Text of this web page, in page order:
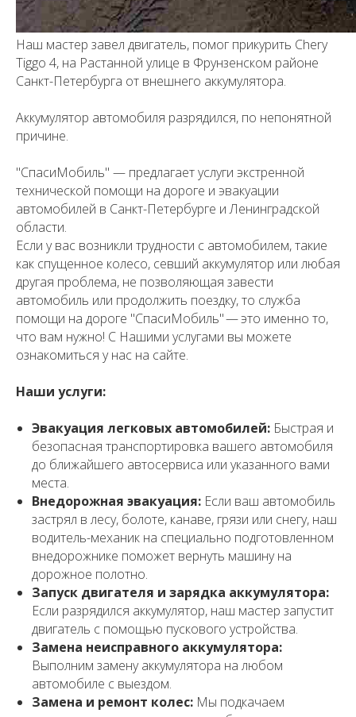
Наш мастер завел двигатель, помог прикурить Chery
Tiggo 4, на Растанной улице в Фрунзенском районе
Санкт-Петербурга от внешнего аккумулятора.
Аккумулятор автомобиля разрядился, по непонятной
причине.
"СпасиМобиль" — предлагает услуги экстренной
технической помощи на дороге и эвакуации
автомобилей в Санкт-Петербурге и Ленинградской
области.
Если у вас возникли трудности с автомобилем, такие
как спущенное колесо, севший аккумулятор или любая
другая проблема, не позволяющая завести
автомобиль или продолжить поездку, то служба
помощи на дороге "СпасиМобиль" — это именно то,
что вам нужно! С Нашими услугами вы можете
ознакомиться у нас на сайте.
Наши услуги:
Эвакуация легковых автомобилей: Быстрая и
безопасная транспортировка вашего автомобиля
до ближайшего автосервиса или указанного вами
места.
Внедорожная эвакуация: Если ваш автомобиль
застрял в лесу, болоте, канаве, грязи или снегу, наш
водитель-механик на специально подготовленном
внедорожнике поможет вернуть машину на
дорожное полотно.
Запуск двигателя и зарядка аккумулятора:
Если разрядился аккумулятор, наш мастер запустит
двигатель с помощью пускового устройства.
Замена неисправного аккумулятора:
Выполним замену аккумулятора на любом
автомобиле с выездом.
Замена и ремонт колес: Мы подкачаем